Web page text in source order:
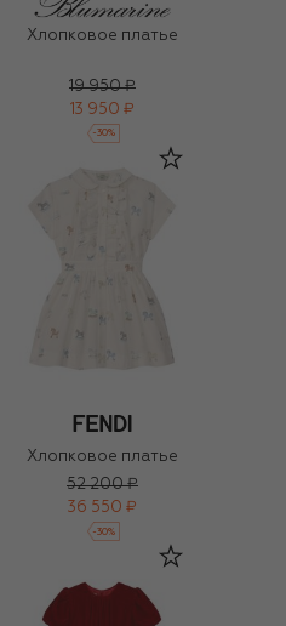
Хлопковое платье
19 950 ₽
13 950 ₽
-30%
Хлопковое платье
52 200 ₽
36 550 ₽
-30%